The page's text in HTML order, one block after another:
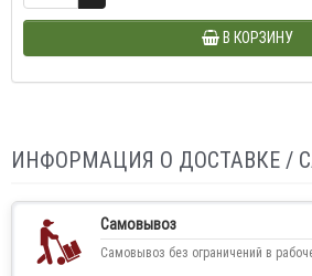
В КОРЗИНУ
ИНФОРМАЦИЯ О ДОСТАВКЕ /
Самовывоз
Самовывоз без ограничений в